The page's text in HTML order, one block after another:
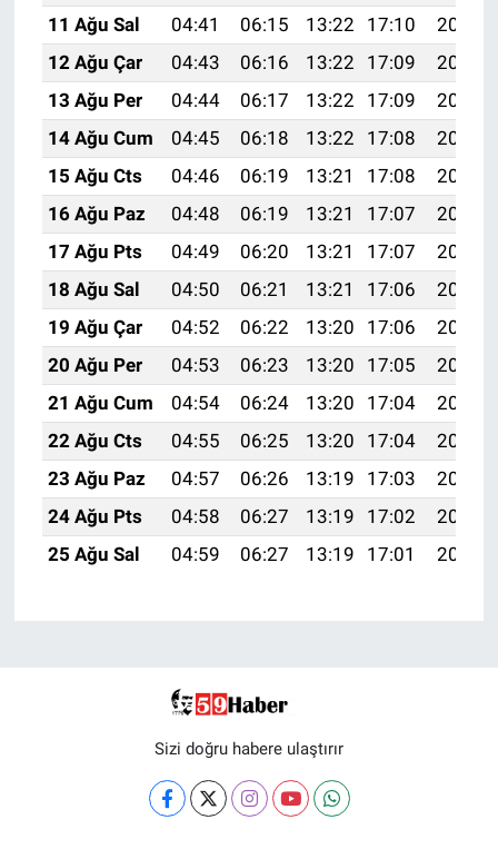
11 Ağu Sal
04:41 06:15 13:22 17:10
20:19
12 Ağu Çar
04:43 06:16 13:22 17:09
20:18
13 Ağu Per
04:44 06:17 13:22 17:09
20:17
14 Ağu Cum
04:45 06:18 13:22 17:08
20:15
15 Ağu Cts
04:46 06:19 13:21 17:08
20:14
16 Ağu Paz
04:48 06:19 13:21 17:07
20:13
17 Ağu Pts
04:49 06:20 13:21 17:07
20:12
18 Ağu Sal
04:50 06:21 13:21 17:06
20:10
19 Ağu Çar
04:52 06:22 13:20 17:06
20:09
20 Ağu Per
04:53 06:23 13:20 17:05
20:08
21 Ağu Cum
04:54 06:24 13:20 17:04
20:06
22 Ağu Cts
04:55 06:25 13:20 17:04
20:05
23 Ağu Paz
04:57 06:26 13:19 17:03
20:03
24 Ağu Pts
04:58 06:27 13:19 17:02
20:02
25 Ağu Sal
04:59 06:27 13:19 17:01 20:00
Sizi doğru habere ulaştırır